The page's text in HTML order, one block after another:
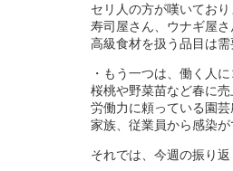
セリ人の方が嘆いており
寿司屋さん、ウナギ屋
高級食材を扱う品目は
・もう一つは、働く人
桜桃や野菜苗など春に
労働力に頼っている園
家族、従業員から感染
それでは、今週の振り返